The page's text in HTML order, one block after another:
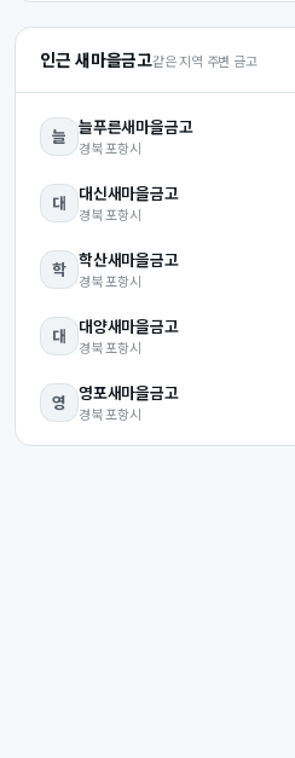
인근 새마을금고같은 지역 주변 금고
늘 늘푸른새마을금고
경북 포항시
대 대신새마을금고
경북 포항시
학 학산새마을금고
경북 포항시
대 대양새마을금고
경북 포항시
영 영포새마을금고
경북 포항시